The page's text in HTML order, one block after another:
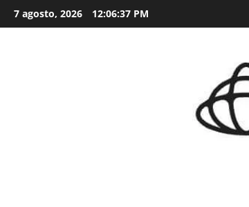
Skip
to
7 agosto, 2026 12:06:38 PM